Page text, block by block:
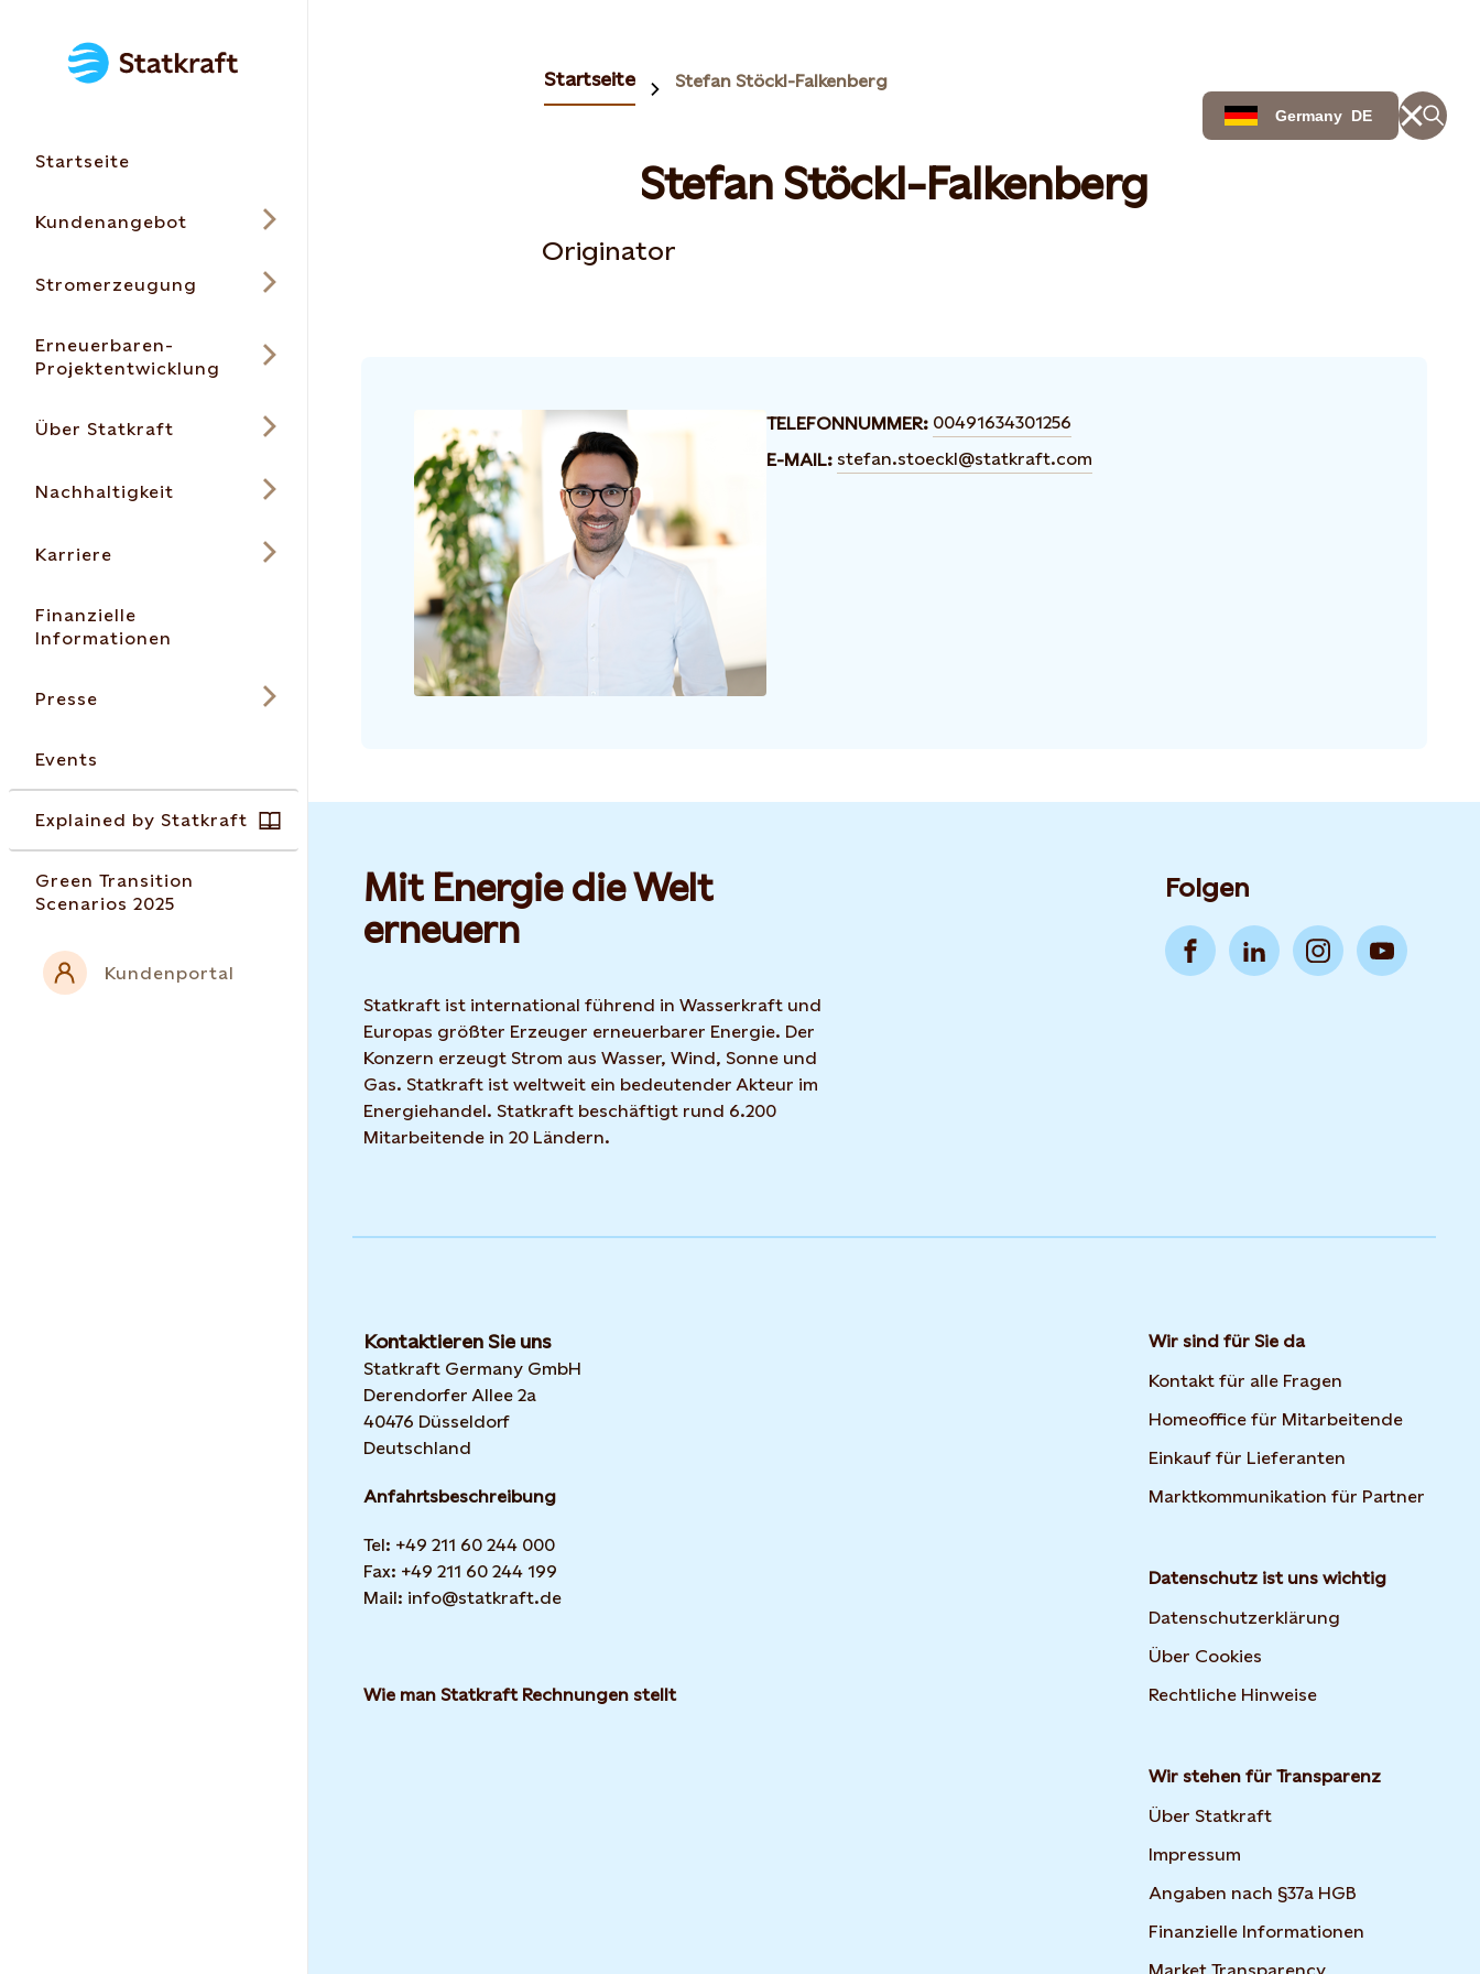
Startseite
Kundenangebot
Stromerzeugung
Erneuerbaren-
Projektentwicklung
Über Statkraft
Nachhaltigkeit
Karriere
Finanzielle
Informationen
Presse
Events
Explained by Statkraft
Green Transition
Scenarios 2025
Kundenportal
Germany DE
Startseite Stefan Stöckl-Falkenberg
Stefan Stöckl-Falkenberg
Originator
TELEFONNUMMER: 00491634301256
E-MAIL: stefan.stoeckl@statkraft.com
Mit Energie die Welt
erneuern
Statkraft ist international führend in Wasserkraft und
Europas größter Erzeuger erneuerbarer Energie. Der
Konzern erzeugt Strom aus Wasser, Wind, Sonne und
Gas. Statkraft ist weltweit ein bedeutender Akteur im
Energiehandel. Statkraft beschäftigt rund 6.200
Mitarbeitende in 20 Ländern.
Folgen
Kontaktieren Sie uns
Statkraft Germany GmbH
Derendorfer Allee 2a
40476 Düsseldorf
Deutschland
Anfahrtsbeschreibung
Tel: +49 211 60 244 000
Fax: +49 211 60 244 199
Mail: info@statkraft.de
Wie man Statkraft Rechnungen stellt
Wir sind für Sie da
Kontakt für alle Fragen
Homeoffice für Mitarbeitende
Einkauf für Lieferanten
Marktkommunikation für Partner
Datenschutz ist uns wichtig
Datenschutzerklärung
Über Cookies
Rechtliche Hinweise
Wir stehen für Transparenz
Über Statkraft
Impressum
Angaben nach §37a HGB
Finanzielle Informationen